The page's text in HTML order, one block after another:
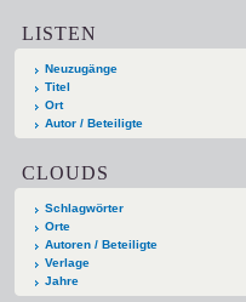
LISTEN
Neuzugänge
Titel
Ort
Autor / Beteiligte
CLOUDS
Schlagwörter
Orte
Autoren / Beteiligte
Verlage
Jahre